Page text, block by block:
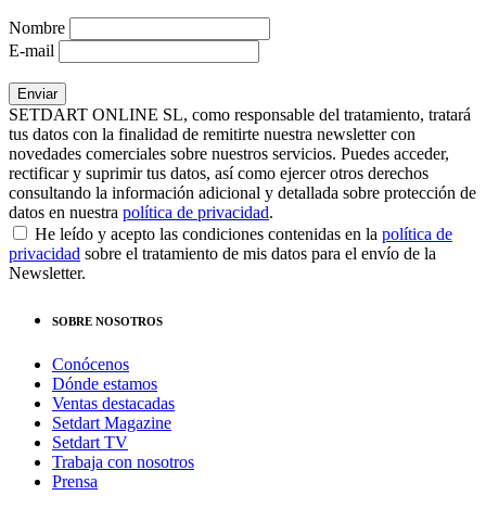
Nombre
E-mail
SETDART ONLINE SL, como responsable del tratamiento, tratará
tus datos con la finalidad de remitirte nuestra newsletter con
novedades comerciales sobre nuestros servicios. Puedes acceder,
rectificar y suprimir tus datos, así como ejercer otros derechos
consultando la información adicional y detallada sobre protección de
datos en nuestra política de privacidad.
He leído y acepto las condiciones contenidas en la política de
privacidad sobre el tratamiento de mis datos para el envío de la
Newsletter.
SOBRE NOSOTROS
Conócenos
Dónde estamos
Ventas destacadas
Setdart Magazine
Setdart TV
Trabaja con nosotros
Prensa